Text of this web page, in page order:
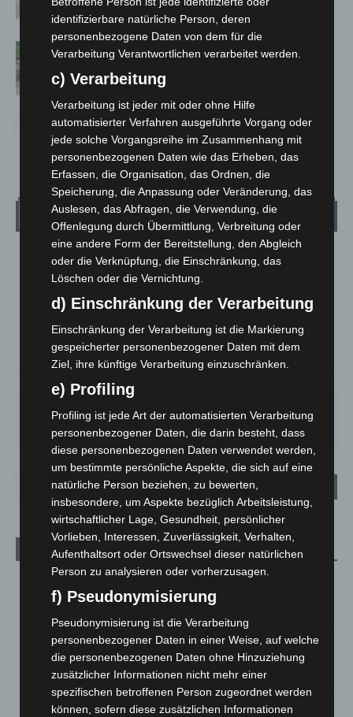
Region Hannover: 21 neue
Kreuz
Wetter
LANGENHAGEN
Klarer Himmel
24.3°C 25.2°
38%
SA.
27°
SO.
34°
MO.
26°
DI.
23°
MI.
26°
Aktuelle Beiträge
Kunst trifft Weingenuss: Barbara-Susann Mehring zeigt ihre
Werke im Jacques’ Wein-Depot Isernhagen
A2: Zweite Turbobaustelle startet zwischen Hannover-West
und Bothfeld
8. August 2026
Niedersachsen: Feuerwehrkräfte kehren nach
identifizierbare natürliche Person, deren
personenbezogene Daten von dem für die
Verarbeitung Verantwortlichen verarbeitet werden.
c) Verarbeitung
Verarbeitung ist jeder mit oder ohne Hilfe
automatisierter Verfahren ausgeführte Vorgang oder
jede solche Vorgangsreihe im Zusammenhang mit
personenbezogenen Daten wie das Erheben, das
Erfassen, die Organisation, das Ordnen, die
Speicherung, die Anpassung oder Veränderung, das
Auslesen, das Abfragen, die Verwendung, die
Offenlegung durch Übermittlung, Verbreitung oder
eine andere Form der Bereitstellung, den Abgleich
oder die Verknüpfung, die Einschränkung, das
Löschen oder die Vernichtung.
d) Einschränkung der Verarbeitung
Einschränkung der Verarbeitung ist die Markierung
gespeicherter personenbezogener Daten mit dem
Ziel, ihre künftige Verarbeitung einzuschränken.
e) Profiling
Profiling ist jede Art der automatisierten Verarbeitung
personenbezogener Daten, die darin besteht, dass
diese personenbezogenen Daten verwendet werden,
um bestimmte persönliche Aspekte, die sich auf eine
natürliche Person beziehen, zu bewerten,
insbesondere, um Aspekte bezüglich Arbeitsleistung,
wirtschaftlicher Lage, Gesundheit, persönlicher
Vorlieben, Interessen, Zuverlässigkeit, Verhalten,
Aufenthaltsort oder Ortswechsel dieser natürlichen
Person zu analysieren oder vorherzusagen.
f) Pseudonymisierung
Pseudonymisierung ist die Verarbeitung
personenbezogener Daten in einer Weise, auf welche
die personenbezogenen Daten ohne Hinzuziehung
zusätzlicher Informationen nicht mehr einer
spezifischen betroffenen Person zugeordnet werden
können, sofern diese zusätzlichen Informationen